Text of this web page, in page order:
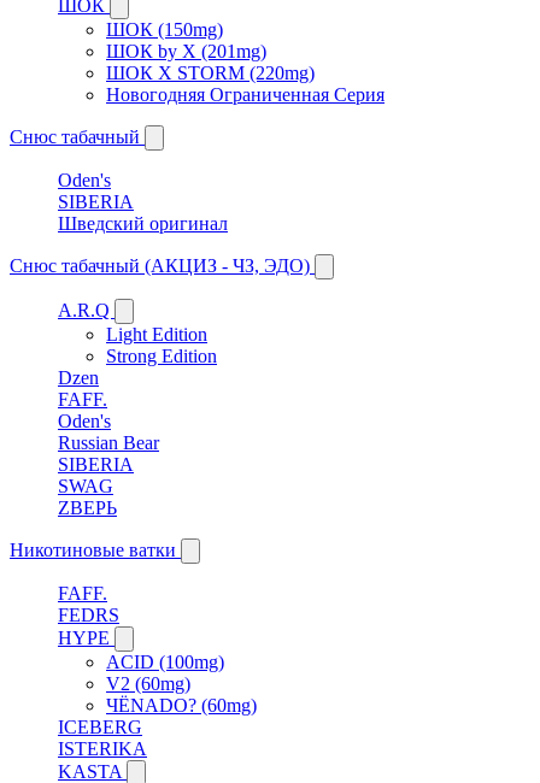
ШОК
ШОК (150mg)
ШОК by X (201mg)
ШОК X STORM (220mg)
Новогодняя Ограниченная Серия
Снюс табачный
Oden's
SIBERIA
Шведский оригинал
Снюс табачный (АКЦИЗ - ЧЗ, ЭДО)
A.R.Q
Light Edition
Strong Edition
Dzen
FAFF.
Oden's
Russian Bear
SIBERIA
SWAG
ZВЕРЬ
Никотиновые ватки
FAFF.
FEDRS
HYPE
ACID (100mg)
V2 (60mg)
ЧЁNADO? (60mg)
ICEBERG
ISTERIKA
KASTA